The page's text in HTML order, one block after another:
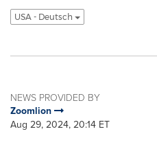
USA - Deutsch
NEWS PROVIDED BY
Zoomlion
Aug 29, 2024, 20:14 ET